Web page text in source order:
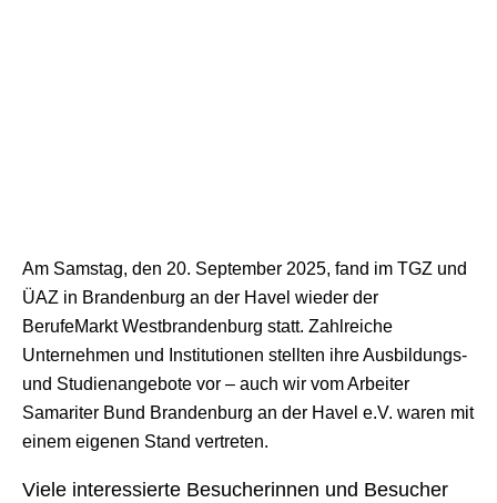
Am Samstag, den 20. September 2025, fand im TGZ und
ÜAZ in Brandenburg an der Havel wieder der
BerufeMarkt Westbrandenburg statt. Zahlreiche
Unternehmen und Institutionen stellten ihre Ausbildungs-
und Studienangebote vor – auch wir vom Arbeiter
Samariter Bund Brandenburg an der Havel e.V. waren mit
einem eigenen Stand vertreten.
Viele interessierte Besucherinnen und Besucher